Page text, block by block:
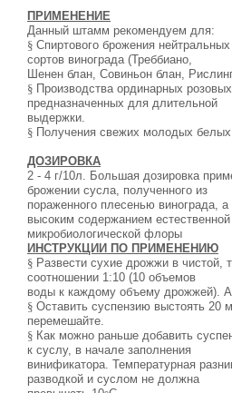
ПРИМЕНЕНИЕ
Данный штамм рекомендуем для:
§ Спиртового брожения
сортов винограда (Треббиано,
Шенен блан, Совиньон блан,
§ Производства ординарных
предназначенных для длительной
выдержки.
§ Получения свежих молодых
ДОЗИРОВКА
2 - 4 г/10л. Большая дозировка
брожении сусла, полученного из
пораженного плесенью винограда,
высоким содержанием естественной
микробиологической флоры
ИНСТРУКЦИИ ПО ПРИМЕНЕНИЮ
§ Развести сухие дрожжи в чистой,
соотношении 1:10 (10 объемов
воды к каждому объему дрожжей).
§ Оставить суспензию выстоять 20
перемешайте.
§ Как можно раньше добавить
к суслу, в начале заполнения
винификатора. Температурная
разводкой и суслом не должна